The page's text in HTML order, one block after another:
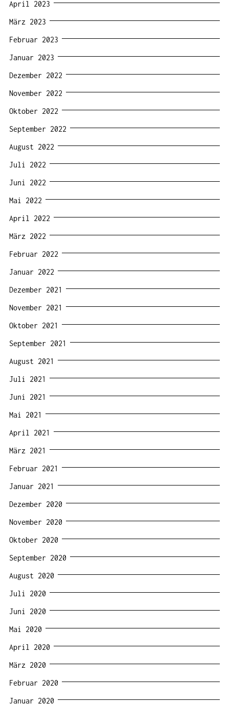
April 2023
März 2023
Februar 2023
Januar 2023
Dezember 2022
November 2022
Oktober 2022
September 2022
August 2022
Juli 2022
Juni 2022
Mai 2022
April 2022
März 2022
Februar 2022
Januar 2022
Dezember 2021
November 2021
Oktober 2021
September 2021
August 2021
Juli 2021
Juni 2021
Mai 2021
April 2021
März 2021
Februar 2021
Januar 2021
Dezember 2020
November 2020
Oktober 2020
September 2020
August 2020
Juli 2020
Juni 2020
Mai 2020
April 2020
März 2020
Februar 2020
Januar 2020